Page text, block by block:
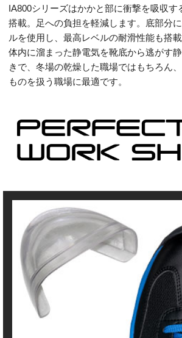
IA800シリーズはかかと部に衝撃を吸収す
搭載。足への負担を軽減します。底部分
ルを使用し、最高レベルの耐滑性能も搭
体内に溜まった静電気を靴底から逃がす
きで、冬場の乾燥した職場ではもちろん
ものを扱う職場に最適です。